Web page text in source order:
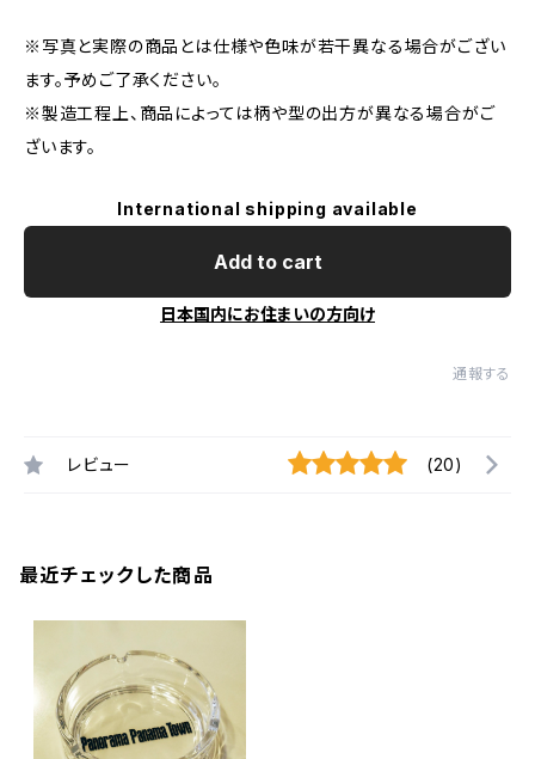
※写真と実際の商品とは仕様や色味が若干異なる場合がござい
ます。予めご了承ください。
※製造工程上、商品によっては柄や型の出方が異なる場合がご
ざいます。
International shipping available
Add to cart
日本国内にお住まいの方向け
通報する
レビュー (20)
最近チェックした商品